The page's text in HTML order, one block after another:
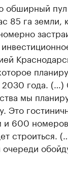
обширный пул
85 га земли,
2030 года.
мы
Это
и 600
строиться.